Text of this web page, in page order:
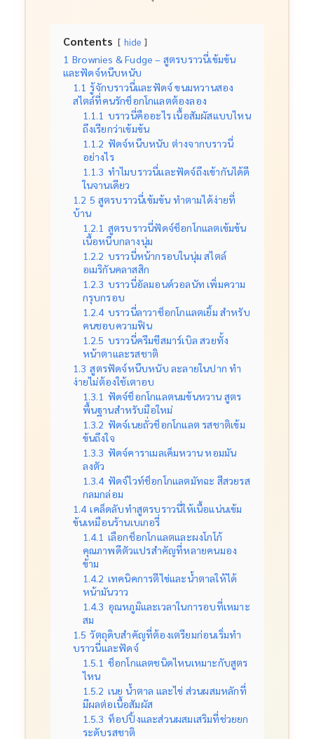
Contents hide
1 Brownies & Fudge – สูตรบราวนี่เข้มข้น
และฟัดจ์หนึบหนับ
1.1 รู้จักบราวนี่และฟัดจ์ ขนมหวานสอง
สไตล์ที่คนรักช็อกโกแลตต้องลอง
1.1.1 บราวนี่คืออะไร เนื้อสัมผัสแบบไหน
ถึงเรียกว่าเข้มข้น
1.1.2 ฟัดจ์หนึบหนับ ต่างจากบราวนี่
อย่างไร
1.1.3 ทำไมบราวนี่และฟัดจ์ถึงเข้ากันได้ดี
ในจานเดียว
1.2 5 สูตรบราวนี่เข้มข้น ทำตามได้ง่ายที่
บ้าน
1.2.1 สูตรบราวนี่ฟัดจ์ช็อกโกแลตเข้มข้น
เนื้อหนึบกลางนุ่ม
1.2.2 บราวนี่หน้ากรอบในนุ่ม สไตล์
อเมริกันคลาสสิก
1.2.3 บราวนี่อัลมอนด์วอลนัท เพิ่มความ
กรุบกรอบ
1.2.4 บราวนี่ลาวาช็อกโกแลตเยิ้ม สำหรับ
คนชอบความฟิน
1.2.5 บราวนี่ครีมชีสมาร์เบิล สวยทั้ง
หน้าตาและรสชาติ
1.3 สูตรฟัดจ์หนึบหนับ ละลายในปาก ทำ
ง่ายไม่ต้องใช้เตาอบ
1.3.1 ฟัดจ์ช็อกโกแลตนมข้นหวาน สูตร
พื้นฐานสำหรับมือใหม่
1.3.2 ฟัดจ์เนยถั่วช็อกโกแลต รสชาติเข้ม
ข้นถึงใจ
1.3.3 ฟัดจ์คาราเมลเค็มหวาน หอมมัน
ลงตัว
1.3.4 ฟัดจ์ไวท์ช็อกโกแลตมัทฉะ สีสวยรส
กลมกล่อม
1.4 เคล็ดลับทำสูตรบราวนี่ให้เนื้อแน่นเข้ม
ข้นเหมือนร้านเบเกอรี่
1.4.1 เลือกช็อกโกแลตและผงโกโก้
คุณภาพดีตัวแปรสำคัญที่หลายคนมอง
ข้าม
1.4.2 เทคนิคการตีไข่และน้ำตาลให้ได้
หน้ามันวาว
1.4.3 อุณหภูมิและเวลาในการอบที่เหมาะ
สม
1.5 วัตถุดิบสำคัญที่ต้องเตรียมก่อนเริ่มทำ
บราวนี่และฟัดจ์
1.5.1 ช็อกโกแลตชนิดไหนเหมาะกับสูตร
ไหน
1.5.2 เนย น้ำตาล และไข่ ส่วนผสมหลักที่
มีผลต่อเนื้อสัมผัส
1.5.3 ท็อปปิ้งและส่วนผสมเสริมที่ช่วยยก
ระดับรสชาติ